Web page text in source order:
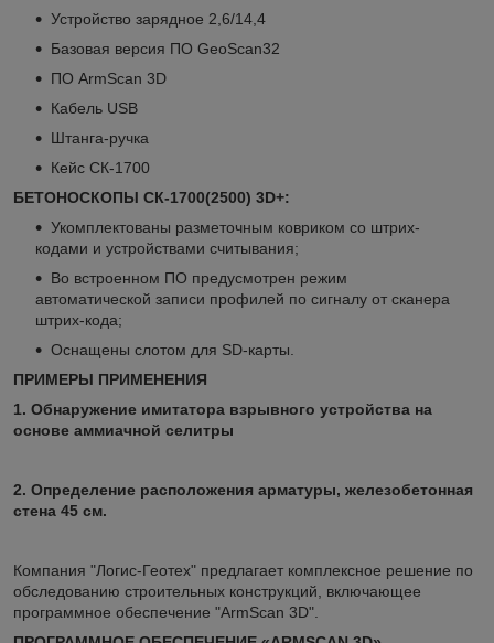
Устройство зарядное 2,6/14,4
Базовая версия ПО GeoScan32
ПО ArmScan 3D
Кабель USB
Штанга-ручка
Кейс СК-1700
БЕТОНОСКОПЫ СК-1700(2500) 3D+:
Укомплектованы разметочным ковриком со штрих-
кодами и устройствами считывания;
Во встроенном ПО предусмотрен режим
автоматической записи профилей по сигналу от сканера
штрих-кода;
Оснащены слотом для SD-карты.
ПРИМЕРЫ ПРИМЕНЕНИЯ
1. Обнаружение имитатора взрывного устройства на
основе аммиачной селитры
2. Определение расположения арматуры, железобетонная
стена 45 см.
Компания "Логис-Геотех" предлагает комплексное решение по
обследованию строительных конструкций, включающее
программное обеспечение "ArmScan 3D".